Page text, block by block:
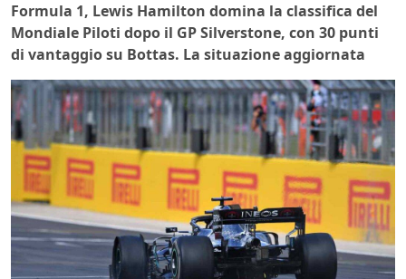
Formula 1, Lewis Hamilton domina la classifica del
Mondiale Piloti dopo il GP Silverstone, con 30 punti
di vantaggio su Bottas. La situazione aggiornata